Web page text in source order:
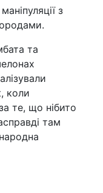
з
та
коли
те, що нібито
там